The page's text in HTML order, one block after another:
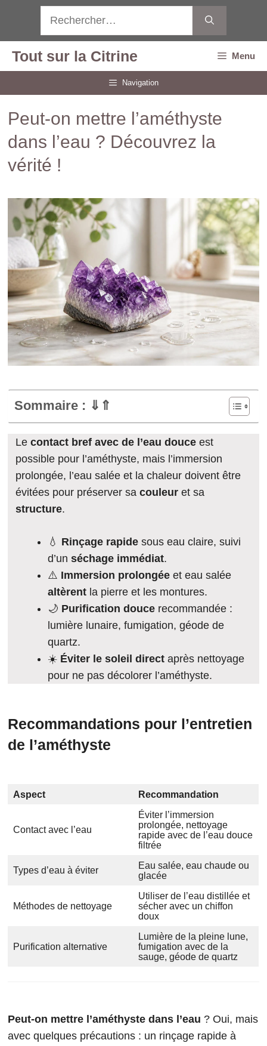
contenu
Tout sur la Citrine Menu
Navigation
Peut-on mettre l’améthyste
dans l’eau ? Découvrez la
vérité !
Sommaire : ⇓⇑
Le contact bref avec de l’eau douce est
possible pour l’améthyste, mais l’immersion
prolongée, l’eau salée et la chaleur doivent être
évitées pour préserver sa couleur et sa
structure.
💧 Rinçage rapide sous eau claire, suivi
d’un séchage immédiat.
⚠️ Immersion prolongée et eau salée
altèrent la pierre et les montures.
🌙 Purification douce recommandée :
lumière lunaire, fumigation, géode de
quartz.
☀️ Éviter le soleil direct après nettoyage
pour ne pas décolorer l’améthyste.
Recommandations pour l’entretien
de l’améthyste
Aspect Recommandation
Contact avec l’eau
Éviter l’immersion
prolongée, nettoyage
rapide avec de l’eau douce
filtrée
Types d’eau à éviter
Eau salée, eau chaude ou
glacée
Méthodes de nettoyage
Utiliser de l’eau distillée et
sécher avec un chiffon
doux
Purification alternative
Lumière de la pleine lune,
fumigation avec de la
sauge, géode de quartz
Peut-on mettre l’améthyste dans l’eau ? Oui, mais
avec quelques précautions : un rinçage rapide à